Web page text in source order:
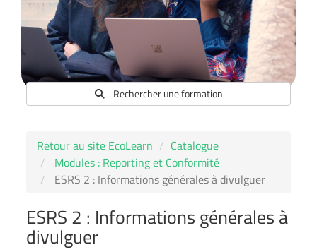
Rechercher une formation
Retour au site EcoLearn
Catalogue
Modules : Reporting et Conformité
ESRS 2 : Informations générales à divulguer
ESRS 2 : Informations générales à
divulguer